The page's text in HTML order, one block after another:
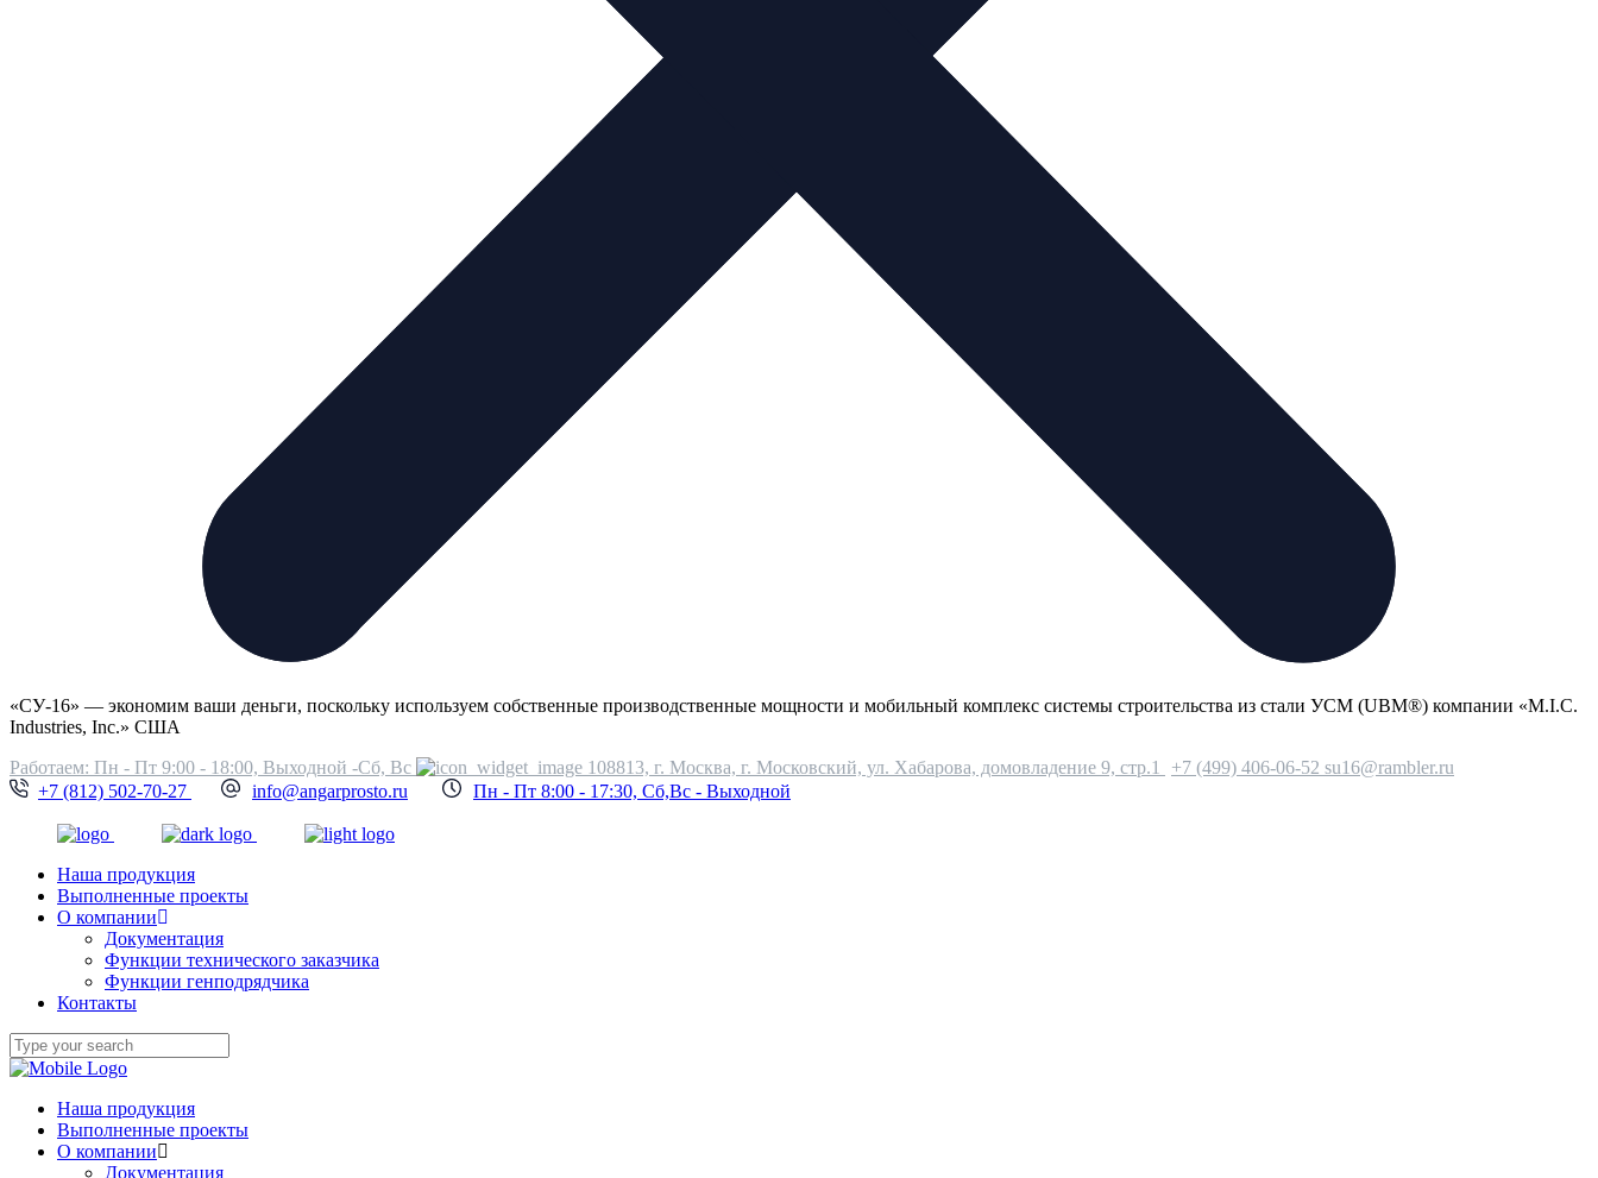
«СУ-16» — экономим ваши деньги, поскольку используем собственные производственные мощности и мобильный комплекс системы строительства из стали УСМ (UBM®) компании «М.I.С.
Industries, Inc.» США
Работаем: Пн - Пт 9:00 - 18:00, Выходной -Сб, Вс
108813, г. Москва, г. Московский, ул. Хабарова, домовладение 9, стр.1 +7 (499) 406-06-52 su16@rambler.ru
+7 (812) 502-70-27
info@angarprosto.ru Пн - Пт 8:00 - 17:30, Сб,Вс - Выходной
Наша продукция
Выполненные проекты
О компании
Документация
Функции технического заказчика
Функции генподрядчика
Контакты
Наша продукция
Выполненные проекты
О компании
Документация